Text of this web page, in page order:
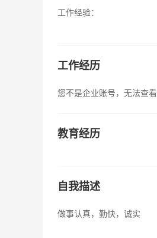
工作经验：
工作经历
您不是企业账号，无法查看
教育经历
自我描述
做事认真，勤快，诚实